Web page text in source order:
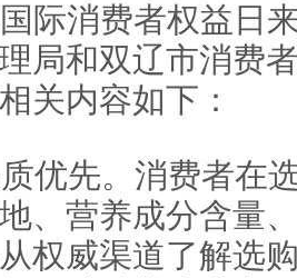
际消费者权益日
局和双辽市消费
关内容如下：
先。消费者在选
、营养成分含量
权威渠道了解选